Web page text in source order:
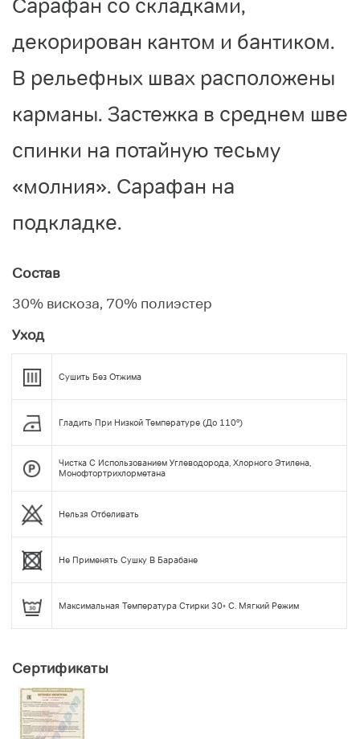
Сарафан со складками,
декорирован кантом и бантиком.
В рельефных швах расположены
карманы. Застежка в среднем шве
спинки на потайную тесьму
«молния». Сарафан на
подкладке.
Состав
30% вискоза, 70% полиэстер
Уход
Сушить Без Отжима
Гладить При Низкой Температуре (до 110°)
Чистка С Использованием Углеводорода, Хлорного Этилена,
Монофтортрихлорметана
Нельзя Отбеливать
Не Применять Сушку В Барабане
Максимальная Температура Стирки 30◦ С. Мягкий Режим
Сертификаты